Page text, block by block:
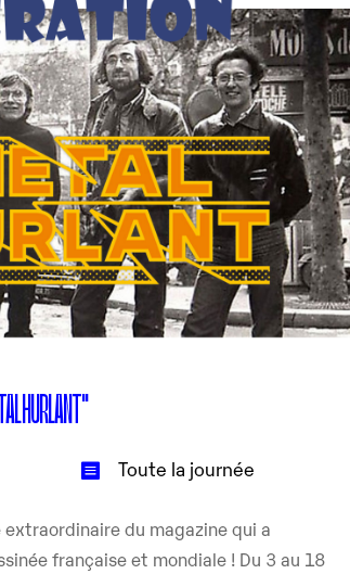
HURLANT"
Toute la journée
du magazine qui a
française et mondiale ! Du 3 au 18